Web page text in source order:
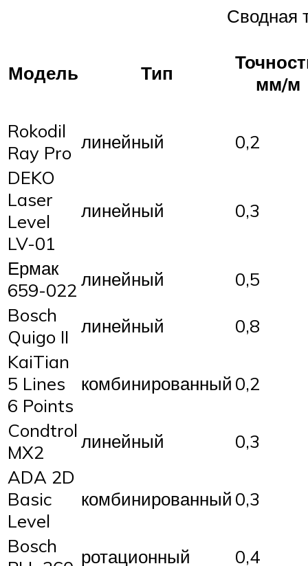
Сводная
Модель Тип
мм/м
Rokodil
Ray Pro линейный
0,2
DEKO
Laser
Level
LV-01
линейный 0,3
Ермак
659-022 линейный
0,5
Bosch
Quigo II линейный
0,8
KaiTian
5 Lines
6 Points
комбинированный 0,2
Condtrol
MX2
линейный
0,3
ADA 2D
Basic
Level
комбинированный 0,3
Bosch
ротационный
0,4